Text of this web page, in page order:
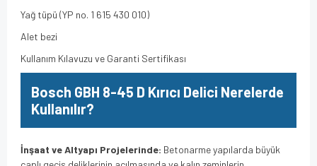
Yağ tüpü (YP no. 1 615 430 010)
Alet bezi
Kullanım Kılavuzu ve Garanti Sertifikası
Bosch GBH 8-45 D Kırıcı Delici Nerelerde
Kullanılır?
İnşaat ve Altyapı Projelerinde: Betonarme yapılarda büyük